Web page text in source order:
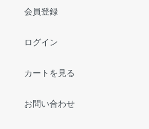
会員登録
ログイン
カートを見る
お問い合わせ